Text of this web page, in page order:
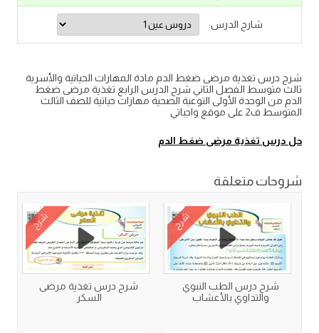
شارح الدرس:
شرح درس تغذية مرضى ضغط الدم مادة المهارات الحياتية والأسرية
ثالث متوسط الفصل الثاني شرح الدرس الرابع تغذية مرضى ضغط
الدم من الوحدة الأولى التوعية الصحية مهارات حياتية للصف الثالث
المتوسط ف2 على موقع واجباتي
حل درس تغذية مرضى ضغط الدم
شروحات متعلقة
شرح
شرح درس الطب النبوي
والتداوي بالأعشاب
شرح
شرح درس تغذية مرضى
السكر